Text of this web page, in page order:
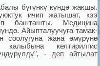
бүгүнкү күндө жакшы.
ичип жатышат, кээ
башташты. Медицина
Айыпталуучуга тамак-
жана өмүрүнө
келтирилгис
- деп айтылат